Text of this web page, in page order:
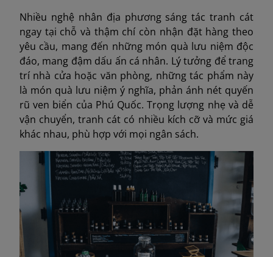
Nhiều nghệ nhân địa phương sáng tác tranh cát
ngay tại chỗ và thậm chí còn nhận đặt hàng theo
yêu cầu, mang đến những món quà lưu niệm độc
đáo, mang đậm dấu ấn cá nhân. Lý tưởng để trang
trí nhà cửa hoặc văn phòng, những tác phẩm này
là món quà lưu niệm ý nghĩa, phản ánh nét quyến
rũ ven biển của Phú Quốc. Trọng lượng nhẹ và dễ
vận chuyển, tranh cát có nhiều kích cỡ và mức giá
khác nhau, phù hợp với mọi ngân sách.